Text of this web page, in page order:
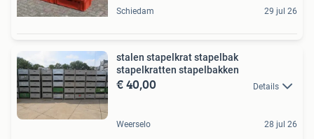
Schiedam 29 jul 26
stalen stapelkrat stapelbak
stapelkratten stapelbakken
€ 40,00 Details
Weerselo 28 jul 26